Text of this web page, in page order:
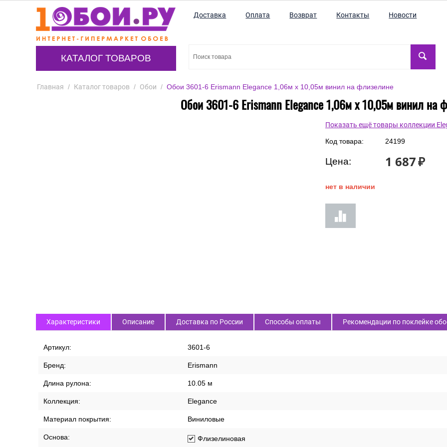
КАТАЛОГ ТОВАРОВ
Доставка Оплата Возврат Контакты Новости
Главная / Каталог товаров / Обои / Обои 3601-6 Erismann Elegance 1,06м х 10,05м винил на флизелине
Обои 3601-6 Erismann Elegance 1,06м х 10,05м винил на
Показать ещё товары коллекции
Код товара: 24199
Цена: 1 687₽
нет в наличии
Характеристики Описание Доставка по России Способы оплаты Рекомендации по поклейке
Артикул: 3601-6
Бренд: Erismann
Длина рулона: 10.05 м
Коллекция: Elegance
Материал покрытия: Виниловые
Основа: Флизелиновая